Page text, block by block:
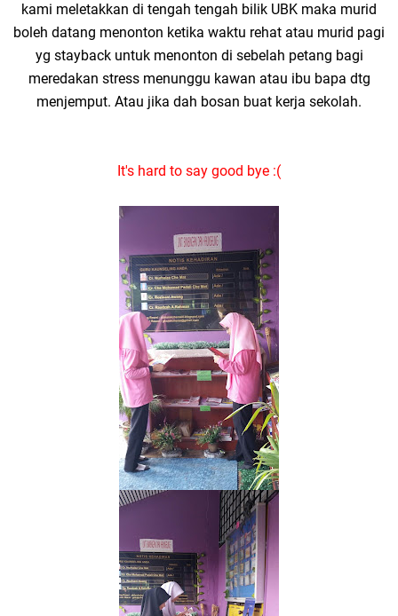
kami meletakkan di tengah tengah bilik UBK maka murid
boleh datang menonton ketika waktu rehat atau murid pagi
yg stayback untuk menonton di sebelah petang bagi
meredakan stress menunggu kawan atau ibu bapa dtg
menjemput. Atau jika dah bosan buat kerja sekolah.
It's hard to say good bye :(